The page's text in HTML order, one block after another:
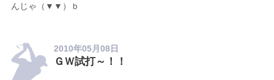
んじゃ（▼▼）ｂ
2010年05月08日
ＧＷ試打～！！